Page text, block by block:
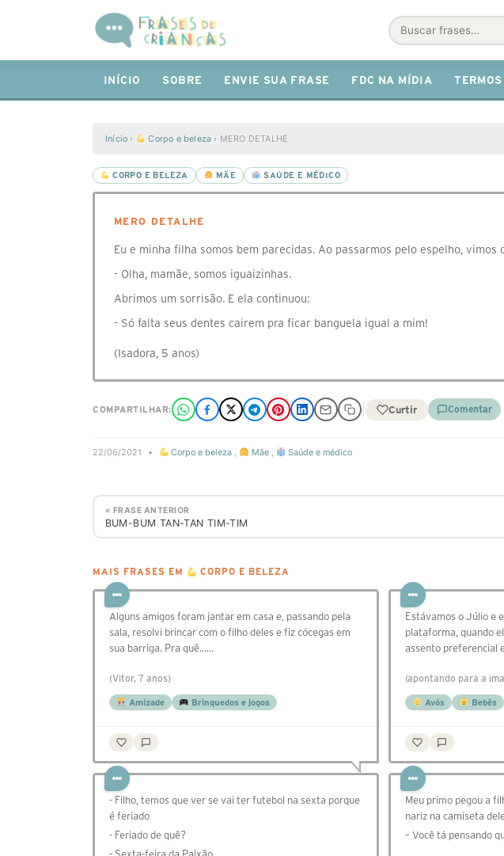
Buscar
INÍCIO SOBRE ENVIE SUA FRASE FDC NA MÍDIA
Início › Corpo e beleza › MERO DETALHE
CORPO E BELEZA MÃE SAÚDE E MÉDICO
MERO DETALHE
Eu e minha filha somos bem parecidas. Ao passarmos pelo espelho,
- Olha, mamãe, somos iguaizinhas.
Abrimos um sorrisão. E ela continuou:
- Só falta seus dentes cairem pra ficar banguela igual a mim!
(Isadora, 5 anos)
COMPARTILHAR: Curtir Comentar
22/06/2021 • Corpo e beleza , Mãe, Saúde e médico
« FRASE ANTERIOR
BUM-BUM TAN-TAN TIM-TIM
MAIS FRASES EM CORPO E BELEZA
Alguns amigos foram jantar em casa e, passando pela
sala, resolvi brincar com o filho deles e fiz cócegas em
sua barriga. Pra quê……
(Vitor, 7 anos)
Amizade Brinquedos e jogos
Estávamos o Júlio e
plataforma, quando
assento preferencial
(apontando para a
Avós Bebês
- Filho, temos que ver se vai ter futebol na sexta porque
é feriado
- Feriado de quê?
Meu primo pegou a
nariz na camiseta
– Você tá pensando